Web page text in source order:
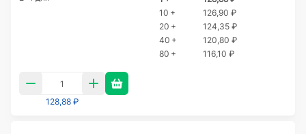
10 +
126,90 ₽
20 +
124,35 ₽
40 +
120,80 ₽
80 +
116,10 ₽
128,88 ₽